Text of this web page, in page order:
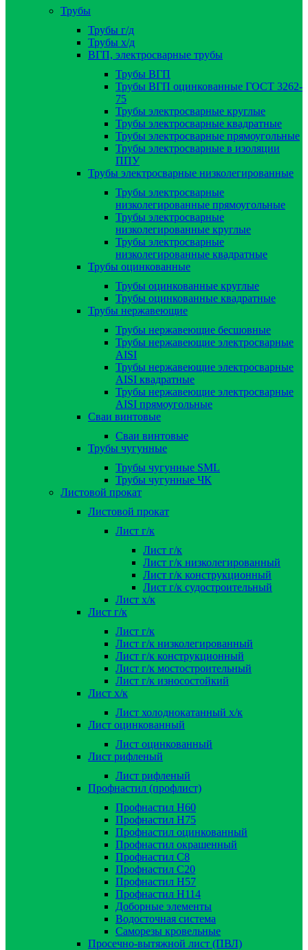
Трубы
Трубы г/д
Трубы х/д
ВГП, электросварные трубы
Трубы ВГП
Трубы ВГП оцинкованные ГОСТ 3262-
75
Трубы электросварные круглые
Трубы электросварные квадратные
Трубы электросварные прямоугольные
Трубы электросварные в изоляции
ППУ
Трубы электросварные низколегированные
Трубы электросварные
низколегированные прямоугольные
Трубы электросварные
низколегированные круглые
Трубы электросварные
низколегированные квадратные
Трубы оцинкованные
Трубы оцинкованные круглые
Трубы оцинкованные квадратные
Трубы нержавеющие
Трубы нержавеющие бесшовные
Трубы нержавеющие электросварные
AISI
Трубы нержавеющие электросварные
AISI квадратные
Трубы нержавеющие электросварные
AISI прямоугольные
Сваи винтовые
Сваи винтовые
Трубы чугунные
Трубы чугунные SML
Трубы чугунные ЧК
Листовой прокат
Листовой прокат
Лист г/к
Лист г/к
Лист г/к низколегированный
Лист г/к конструкционный
Лист г/к судостроительный
Лист х/к
Лист г/к
Лист г/к
Лист г/к низколегированный
Лист г/к конструкционный
Лист г/к мостостроительный
Лист г/к износостойкий
Лист х/к
Лист холоднокатанный х/к
Лист оцинкованный
Лист оцинкованный
Лист рифленый
Лист рифленый
Профнастил (профлист)
Профнастил Н60
Профнастил Н75
Профнастил оцинкованный
Профнастил окрашенный
Профнастил С8
Профнастил С20
Профнастил Н57
Профнастил Н114
Доборные элементы
Водосточная система
Саморезы кровельные
Просечно-вытяжной лист (ПВЛ)